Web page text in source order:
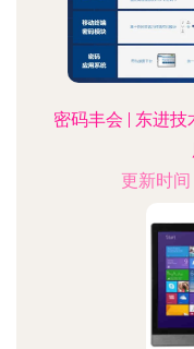
密码丰会 | 东进
更新时